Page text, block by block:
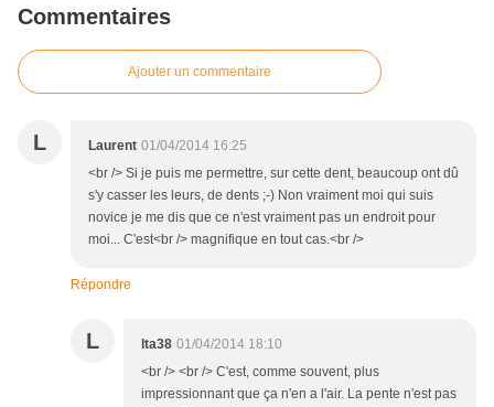
Commentaires
Ajouter un commentaire
L Laurent 01/04/2014 16:25
<br /> Si je puis me permettre, sur cette dent, beaucoup ont dû
s'y casser les leurs, de dents ;-) Non vraiment moi qui suis
novice je me dis que ce n'est vraiment pas un endroit pour
moi... C'est<br /> magnifique en tout cas.<br />
Répondre
L lta38 01/04/2014 18:10
<br /> <br /> C'est, comme souvent, plus
impressionnant que ça n'en a l'air. La pente n'est pas